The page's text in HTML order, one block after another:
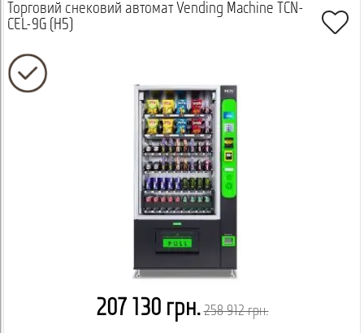
Торговий снековий автомат Vending Machine TCN-
CEL-9G (H5)
207 130 грн. 258 912 грн.